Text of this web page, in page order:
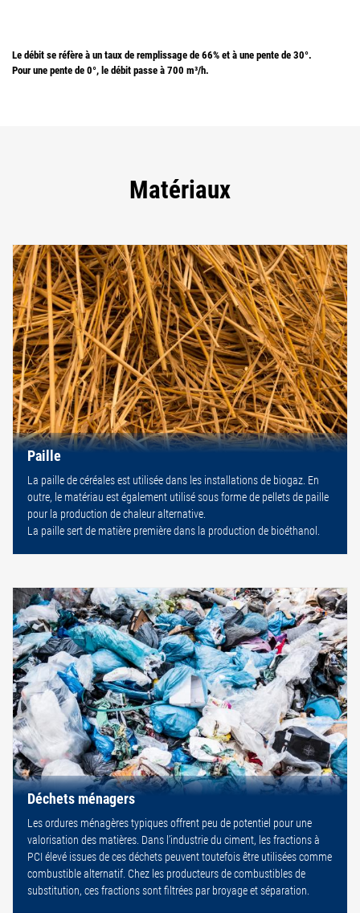
Le débit se réfère à un taux de remplissage de 66% et à une pente de 30°.
Pour une pente de 0°, le débit passe à 700 m³/h.
Matériaux
Paille
La paille de céréales est utilisée dans les installations de biogaz. En
outre, le matériau est également utilisé sous forme de pellets de paille
pour la production de chaleur alternative.
La paille sert de matière première dans la production de bioéthanol.
Déchets ménagers
Les ordures ménagères typiques offrent peu de potentiel pour une
valorisation des matières. Dans l’industrie du ciment, les fractions à
PCI élevé issues de ces déchets peuvent toutefois être utilisées comme
combustible alternatif. Chez les producteurs de combustibles de
substitution, ces fractions sont filtrées par broyage et séparation.